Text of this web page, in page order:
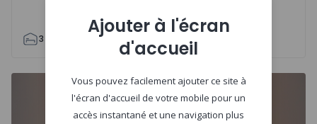
3 82
Appartement T2 Amadora, Quinta Grande - 1497803 - 1
Ajouter à l'écran
d'accueil
Vous pouvez facilement ajouter ce site à
l'écran d'accueil de votre mobile pour un
accès instantané et une navigation plus